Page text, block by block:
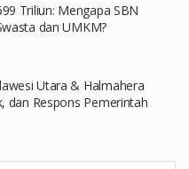
Triliun: Mengapa SBN
dan UMKM?
Utara & Halmahera
dan Respons Pemerintah